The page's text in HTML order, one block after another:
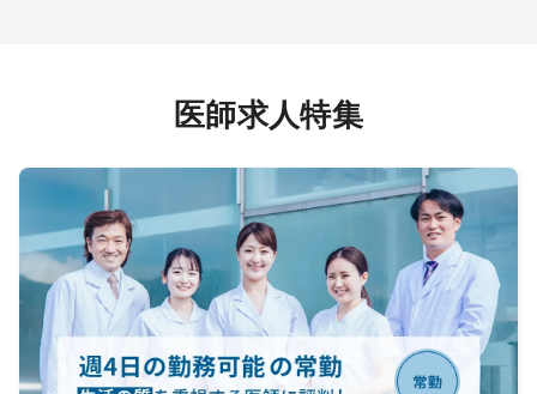
医師求人特集